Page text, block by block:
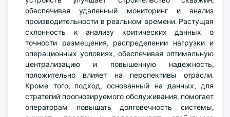
обеспечивая удаленный мониторинг и анализ
производительности в реальном времени. Растущая
склонность к анализу критических данных о
точности размещения, распределении нагрузки и
операционных условиях, обеспечивая оптимальную
централизацию и повышенную надежность,
положительно влияет на перспективы отрасли.
Кроме того, подход, основанный на данных, для
стратегий прогнозируемого обслуживания, помогает
операторам повышать долговечность системы,